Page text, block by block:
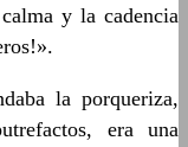
y la cadencia
la porqueriza,
era una